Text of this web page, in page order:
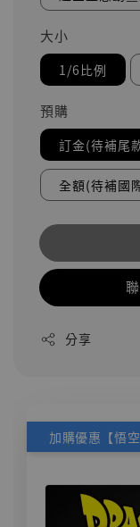
大小
1/6比例
預購
訂金(待補尾
全額(待補國
分享